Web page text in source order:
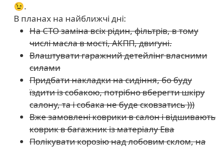
😉.
В планах на найближчі дні:
На СТО заміна всіх рідин, фільтрів, в тому
числі масла в мості, АКПП, двигуні.
Влаштувати гаражний детейлінг власними
силами
Придбати накладки на сидіння, бо буду
їздити із собакою, потрібно вберегти шкіру
салону, та і собака не буде сковзатись )))
Вже замовлені коврики в салон і відшивають
коврик в багажник із матеріалу Ева
Полікувати корозію над лобовим склом, на